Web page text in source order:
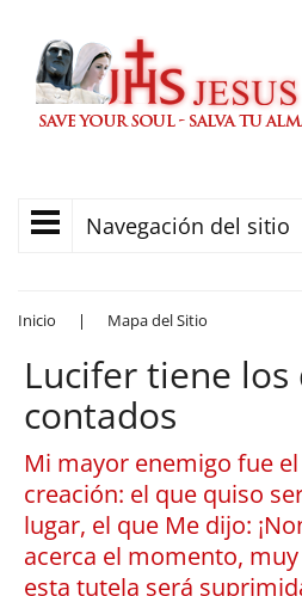
Navegación del sitio
Inicio | Mapa del Sitio
Lucifer tiene los
contados
Mi mayor enemigo fue
creación: el que quiso
lugar, el que Me dijo:
acerca el momento,
esta tutela será